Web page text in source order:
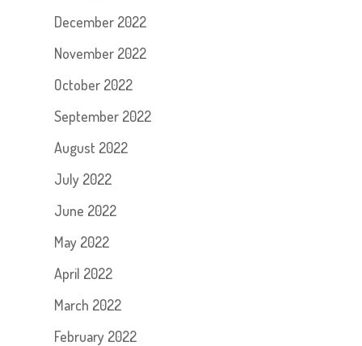
December 2022
November 2022
October 2022
September 2022
August 2022
July 2022
June 2022
May 2022
April 2022
March 2022
February 2022